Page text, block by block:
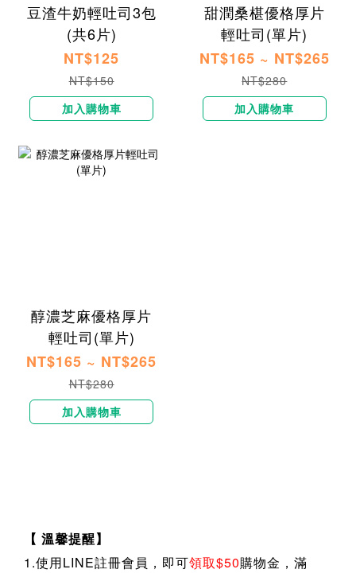
豆渣牛奶輕吐司3包
(共6片)
NT$125
NT$150
加入購物車
甜潤​​​桑椹優格厚片
輕吐司​(單片)
NT$165 ~ NT$265
NT$280
加入購物車
醇濃芝麻優格厚片
輕吐司​(單片)
NT$165 ~ NT$265
NT$280
加入購物車
【 溫馨提醒】
1.使用LINE註冊會員，即可領取$50購物金，滿